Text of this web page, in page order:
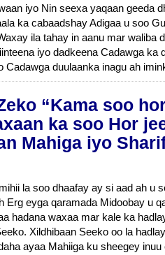
iyo Nin seexa yaqaan geeda
ka cabaadshay Adigaa u soo
ila tahay in aanu mar waliba
iyo dadkeena Cadawga ka
Cadawga duulaanka inagu ah
“Kama soo
ka soo Hor
Mahiga iyo
la soo dhaafay ay si aad ah u
Erg eyga qaramada Midoobay u
hadana waxaa mar kale ka
Xildhibaan Seeko oo la
ayaa Mahiiga ku sheegey